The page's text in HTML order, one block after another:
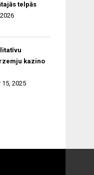
telpās
kazino
2025